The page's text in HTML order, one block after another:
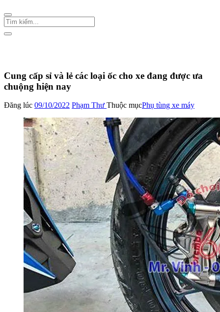
Cung cấp sỉ và lẻ các loại ốc cho xe đang được ưa
chuộng hiện nay
Đăng lúc 09/10/2022 Phạm Thư Thuộc mụcPhụ tùng xe máy